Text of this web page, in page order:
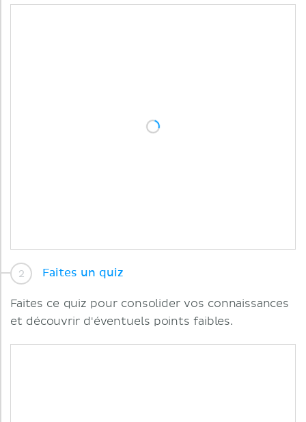
Faites un quiz
Faites ce quiz pour consolider vos connaissances
et découvrir d'éventuels points faibles.